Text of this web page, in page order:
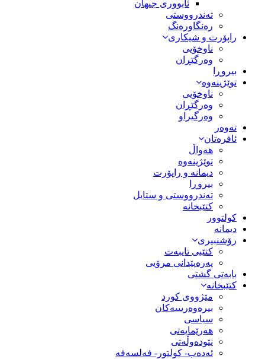
ئابووری جیهان
تەندرووستی
رەنگاورەنگ
راپۆرت و شیکاری
ناوخۆیی
وەرگێڕان
بیروڕا
توێژینەوە
ناوخۆیی
وەرگێڕان
وەرگیراو
تەوەر
ئافرەتان
هەواڵ
توێژینەوە
دیمانە و راپۆرت
بیروڕا
تەندرووستی و ستایل
کتێبخانە
کولتوور
دیمانە
رۆشنبیری
کتێبی تایبەت
پەرەپێدانی مرۆیی
بابەتی گشتی
کتێبخانە
مێژووى کورد
بیرەوەریییەکان
سیاسى
هەرێمایەتی
نێودەوڵەتی
ئەدەب- کولتور- فەلسەفە